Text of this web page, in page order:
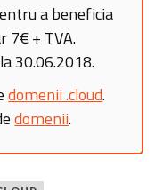
a beneficia
7€ + TVA.
30.06.2018.
domenii .cloud.
domenii.